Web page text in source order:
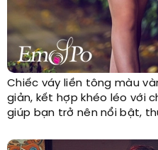
Chiếc váy liền tông màu
giản, kết hợp khéo léo với
giúp bạn trở nên nổi bật,